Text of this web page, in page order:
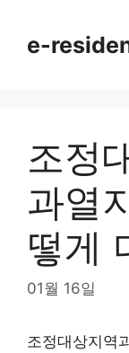
content
e-
조정
과열
떻게
01월 16일
조정대상지역